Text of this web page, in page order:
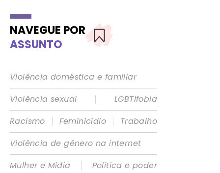
NAVEGUE POR
ASSUNTO
Violência doméstica e familiar
Violência sexual
|
LGBTIfobia
Racismo
| Feminicídio |
Trabalho
Violência de gênero na internet
Mulher e Mídia
|
Política e poder